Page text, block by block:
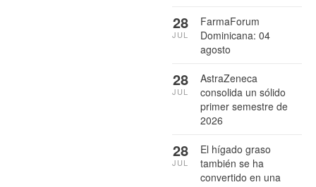
FarmaForum
Dominicana: 04
agosto
28
JUL
AstraZeneca
consolida un sólido
primer semestre de
2026
28
JUL
El hígado graso
también se ha
convertido en una
28
JUL